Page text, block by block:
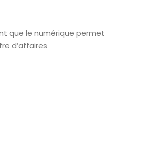
que le numérique permet
d’affaires